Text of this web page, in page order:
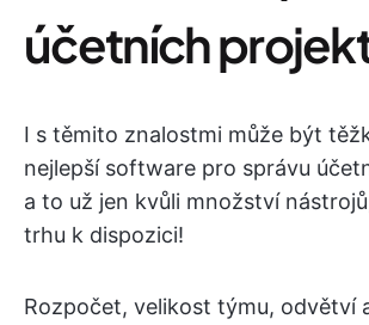
účetních
I s těmito znalostmi může být
nejlepší software pro správu
a to už jen kvůli množství
trhu k dispozici!
Rozpočet, velikost týmu, odvětví